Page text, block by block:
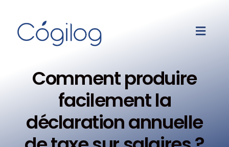
Comment produire
facilement la
déclaration annuelle